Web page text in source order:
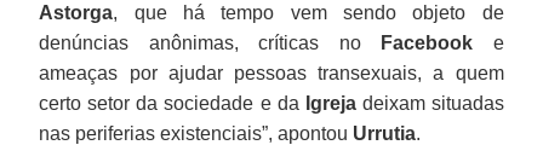
Astorga, que há tempo vem sendo objeto de
denúncias anônimas, críticas no
Facebook e
ameaças por ajudar pessoas transexuais, a quem
certo setor da sociedade e da Igrejadeixam situadas
nas periferias existenciais”, apontou Urrutia.